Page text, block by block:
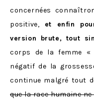
concernées
positive, et enfin
version brute, tout
corps de la femme
négatif de la
continue malgré tout
que la race humaine